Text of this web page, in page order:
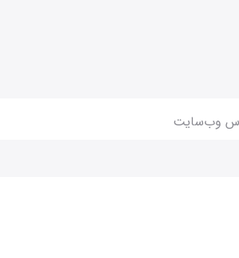
وب‌سایت